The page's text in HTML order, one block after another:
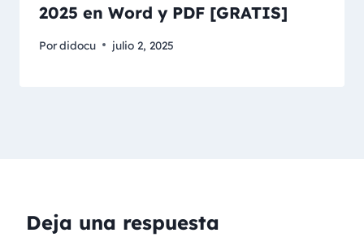
2025 en Word y PDF [GRATIS]
Pordidocu julio 2, 2025
Deja una respuesta